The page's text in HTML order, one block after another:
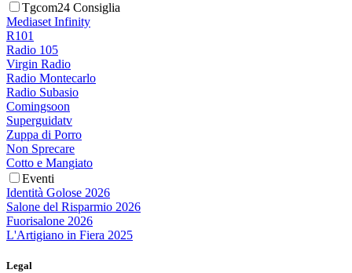
Tgcom24 Consiglia
Mediaset Infinity
R101
Radio 105
Virgin Radio
Radio Montecarlo
Radio Subasio
Comingsoon
Superguidatv
Zuppa di Porro
Non Sprecare
Cotto e Mangiato
Eventi
Identità Golose 2026
Salone del Risparmio 2026
Fuorisalone 2026
L'Artigiano in Fiera 2025
Legal